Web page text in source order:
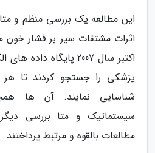
این مطالعه یک بررسی منظم و
اثرات مشتقات سیر بر فشار
اکتبر سال 2007 پایگاه
پزشکی را جستجو کردند تا هر
شناسایی نمایند. آن ها
سیستماتیک و متا بررسی
مطالعات بالقوه و مرتبط پرداختند.